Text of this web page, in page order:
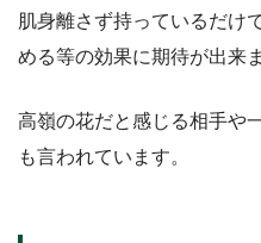
肌身離さず持っているだけ
める等の効果に期待が出来ま
高嶺の花だと感じる相手や
も言われています。